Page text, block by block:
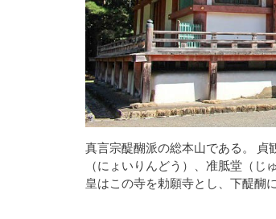
真言宗醍醐派の総本山である。
（にょいりんどう）、准胝堂（
皇はこの寺を勅願寺とし、下醍醐